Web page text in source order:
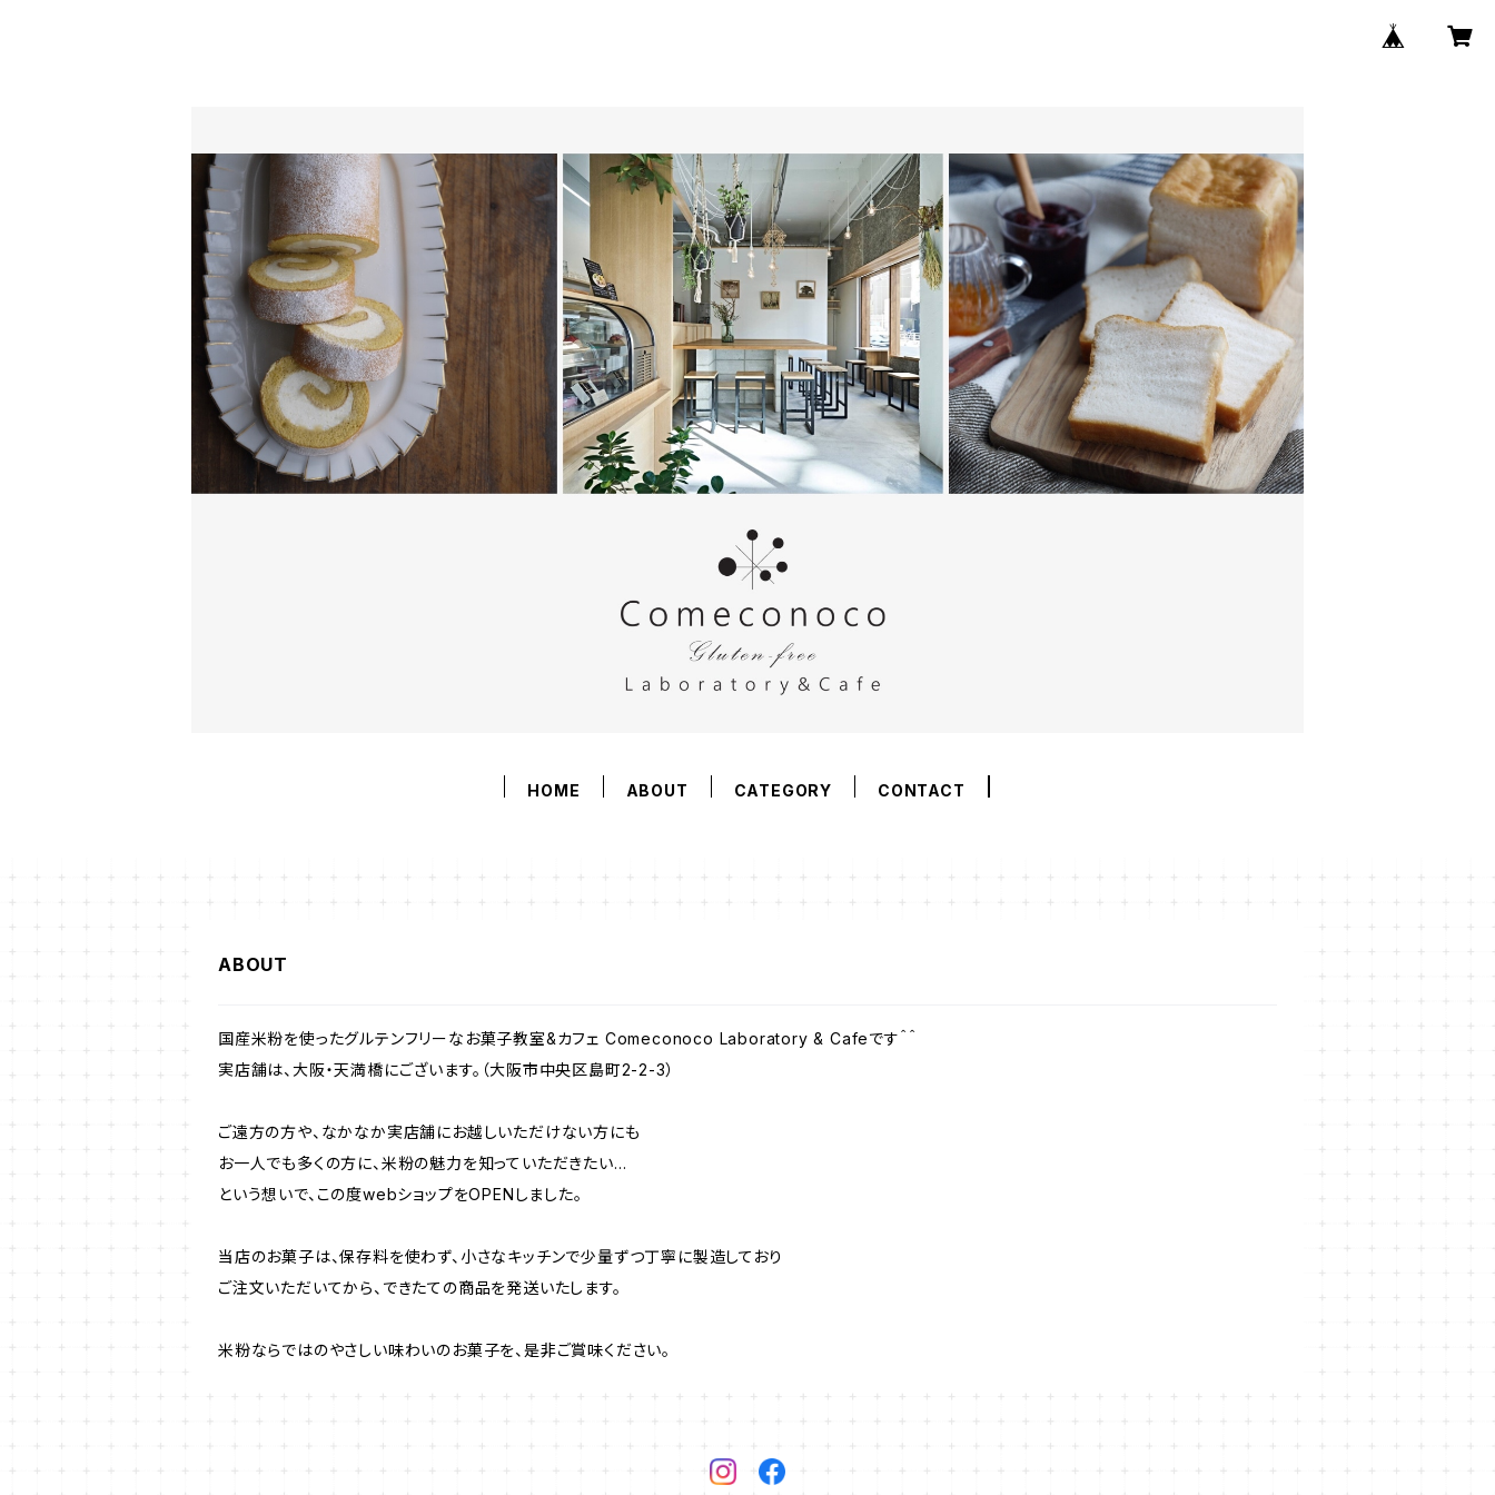
HOME ABOUT CATEGORY CONTACT
ABOUT
国産米粉を使ったグルテンフリーなお菓子教室&カフェ Comeconoco Laboratory & Cafeです＾＾
実店舗は、大阪・天満橋にございます。（大阪市中央区島町2-2-3）
ご遠方の方や、なかなか実店舗にお越しいただけない方にも
お一人でも多くの方に、米粉の魅力を知っていただきたい…
という想いで、この度webショップをOPENしました。
当店のお菓子は、保存料を使わず、小さなキッチンで少量ずつ丁寧に製造しており
ご注文いただいてから、できたての商品を発送いたします。
米粉ならではのやさしい味わいのお菓子を、是非ご賞味ください。